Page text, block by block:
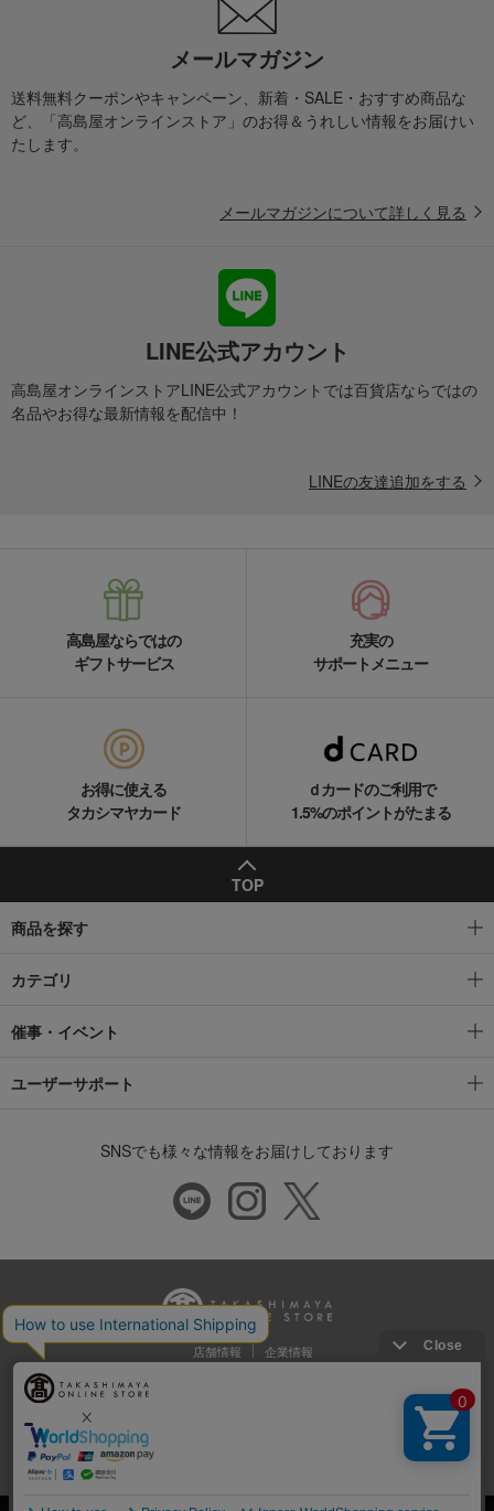
メールマガジン
送料無料クーポンやキャンペーン、新着・SALE・おすすめ商品な
ど、「高島屋オンラインストア」のお得＆うれしい情報をお届けい
たします。
メールマガジンについて詳しく見る
LINE公式アカウント
高島屋オンラインストアLINE公式アカウントでは百貨店ならではの
名品やお得な最新情報を配信中！
LINEの友達追加をする
高島屋ならではの
ギフトサービス
充実の
サポートメニュー
お得に使える
タカシマヤカード
ｄカードのご利用で
1.5%のポイントがたまる
TOP
商品を探す
カテゴリ
催事・イベント
ユーザーサポート
SNSでも様々な情報をお届けしております
店舗情報 企業情報
推奨環境 特定商取引法に基づく表示
プライバシーポリシー
Cookie等の第三者提供について
ウェブアクセシビリティ方針